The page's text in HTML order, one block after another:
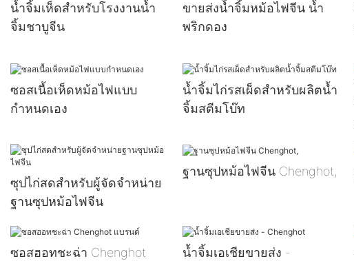
น้ำจิ้มเห็ดสำหรับโรงงานน้ำ
จิ้มชาบูจีน
ขายส่งน้ำจิ้มหม้อไฟจีน น้ำ
พริกดอง
ซอสเนื้อเห็ดหม้อไฟแบบ
กำหนดเอง
น้ำจิ้มไก่รสเผ็ดสำหรับผลิตน้ำ
จิ้มสตีมโบ๊ท
ซุปไก่สดสำหรับผู้จัดจำหน่าย
ฐานซุปหม้อไฟจีน
ฐานซุปหม้อไฟจีน Chenghot,
ซอสฮอทชะฉ่า Chenghot
น้ำจิ้มเอเชียขายส่ง -